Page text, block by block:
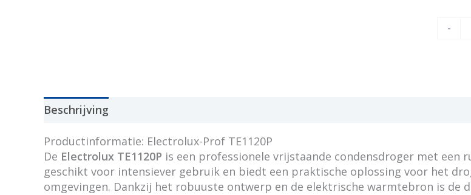
-
Beschrijving
Productinformatie: Electrolux-Prof TE1120P
De Electrolux TE1120P is een professionele vrijstaande condensdroger met een
geschikt voor intensiever gebruik en biedt een praktische oplossing voor het
omgevingen. Dankzij het robuuste ontwerp en de elektrische warmtebron is